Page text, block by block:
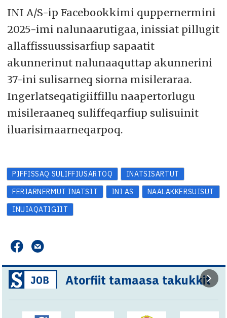
INI A/S-ip Facebookkimi quppernermini
2025-imi nalunaarutigaa, inissiat pillugit
allaffissuussisarfiup sapaatit
akunnerinut nalunaaquttap akunnerini
37-ini sulisarneq siorna misileraraa.
Ingerlatseqatigiiffillu naapertorlugu
misileraaneq suliffeqarfiup sulisuinit
iluarisimaarneqarpoq.
PIFFISSAQ SULIFFIUSARTOQ
INATSISARTUT
FERIARNERMUT INATSIT
INI AS
NAALAKKERSUISUT
INUIAQATIGIIT
Atorfiit tamaasa takukkit